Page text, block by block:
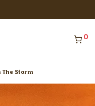
0
The Storm